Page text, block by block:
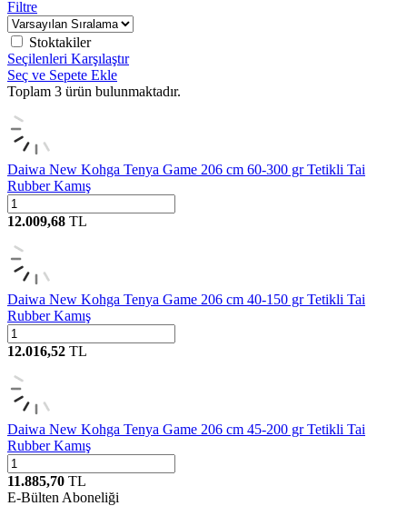
Filtre
Stoktakiler
Seçilenleri Karşılaştır
Seç ve Sepete Ekle
Toplam 3 ürün bulunmaktadır.
Daiwa New Kohga Tenya Game 206 cm 60-300 gr Tetikli Tai
Rubber Kamış
12.009,68 TL
Daiwa New Kohga Tenya Game 206 cm 40-150 gr Tetikli Tai
Rubber Kamış
12.016,52 TL
Daiwa New Kohga Tenya Game 206 cm 45-200 gr Tetikli Tai
Rubber Kamış
11.885,70 TL
E-Bülten Aboneliği